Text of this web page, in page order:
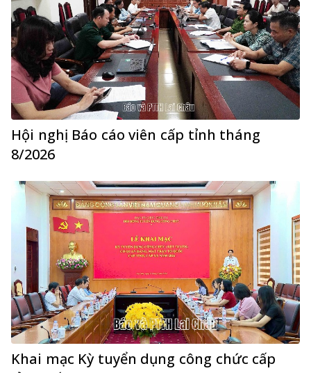
Hội nghị Báo cáo viên cấp tỉnh tháng
8/2026
Khai mạc Kỳ tuyển dụng công chức cấp